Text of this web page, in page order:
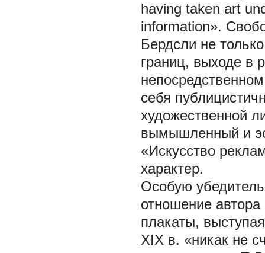
having taken art
information».
Бердсли не
границ, выходе в
себя
художественной
вымышленный и
«Искусство
характер.
Особую
отношение
плакаты,
XIX в. «никак не